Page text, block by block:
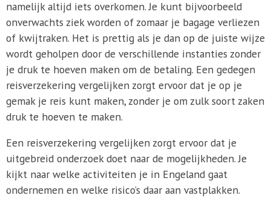
namelijk altijd iets overkomen. Je kunt bijvoorbeeld
onverwachts ziek worden of zomaar je bagage verliezen
of kwijtraken. Het is prettig als je dan op de juiste wijze
wordt geholpen door de verschillende instanties zonder
je druk te hoeven maken om de betaling. Een gedegen
reisverzekering vergelijken zorgt ervoor dat je op je
gemak je reis kunt maken, zonder je om zulk soort zaken
druk te hoeven te maken.
Een reisverzekering vergelijken zorgt ervoor dat je
uitgebreid onderzoek doet naar de mogelijkheden. Je
kijkt naar welke activiteiten je in Engeland gaat
ondernemen en welke risico’s daar aan vastplakken.